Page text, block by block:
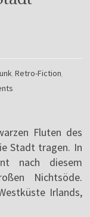
,Retro-Fiction,
Fluten des
Stadt tragen. In
nach diesem
Nichtsöde.
Irlands,